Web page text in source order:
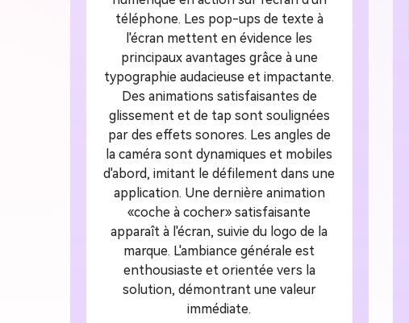
téléphone. Les pop-ups de texte à
l'écran mettent en évidence les
principaux avantages grâce à une
typographie audacieuse et impactante.
Des animations satisfaisantes de
glissement et de tap sont soulignées
par des effets sonores. Les angles de
la caméra sont dynamiques et mobiles
d'abord, imitant le défilement dans une
application. Une dernière animation
«coche à cocher» satisfaisante
apparaît à l'écran, suivie du logo de la
marque. L'ambiance générale est
enthousiaste et orientée vers la
solution, démontrant une valeur
immédiate.